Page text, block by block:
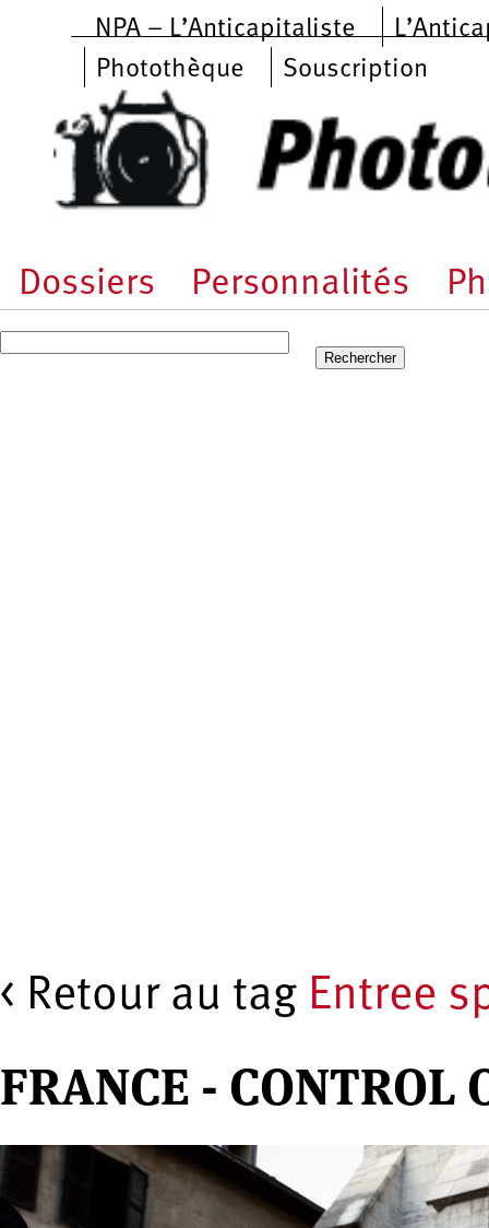
Aller au contenu principal
NPA – L’Anticapitaliste
Photothèque
Souscription
Dossiers Personnalités
< Retour au tag Entree
FRANCE - CONTROL